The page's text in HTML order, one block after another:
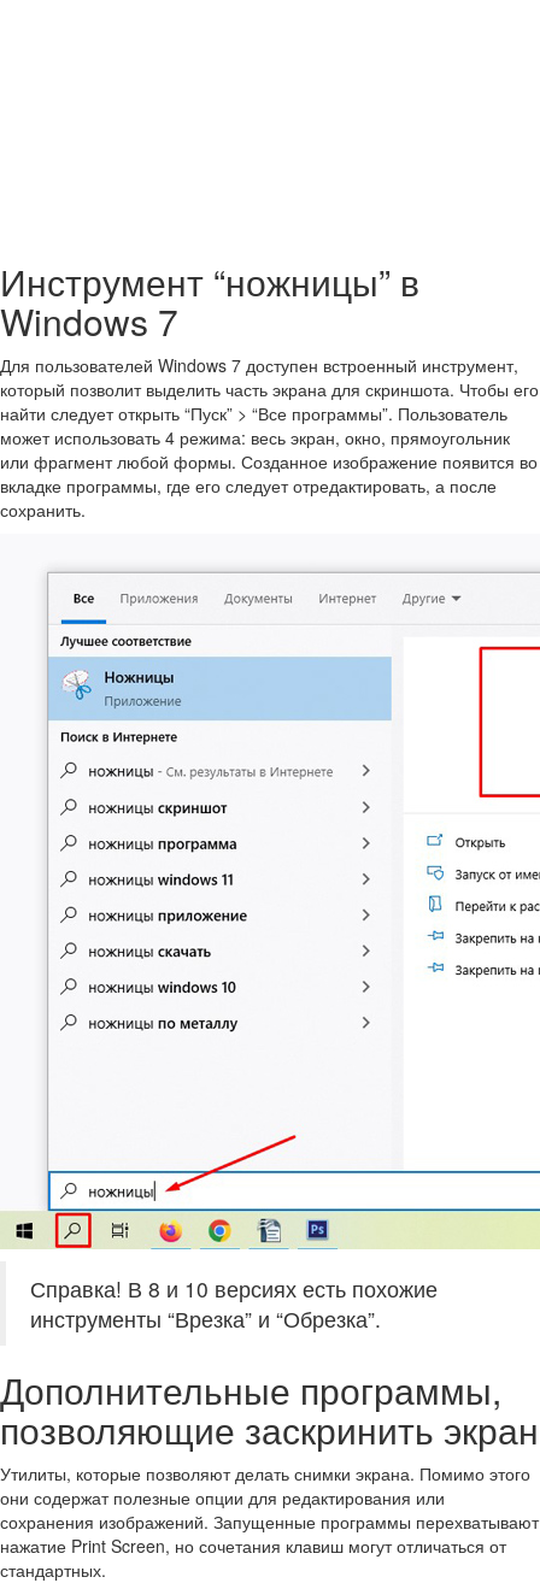
Инструмент “ножницы” в
Windows 7
Для пользователей Windows 7 доступен встроенный инструмент,
который позволит выделить часть экрана для скриншота. Чтобы его
найти следует открыть “Пуск” > “Все программы”. Пользователь
может использовать 4 режима: весь экран, окно, прямоугольник
или фрагмент любой формы. Созданное изображение появится во
вкладке программы, где его следует отредактировать, а после
сохранить.
Справка! В 8 и 10 версиях есть похожие
инструменты “Врезка” и “Обрезка”.
Дополнительные программы,
позволяющие заскринить экран
Утилиты, которые позволяют делать снимки экрана. Помимо этого
они содержат полезные опции для редактирования или
сохранения изображений. Запущенные программы перехватывают
нажатие Print Screen, но сочетания клавиш могут отличаться от
стандартных.